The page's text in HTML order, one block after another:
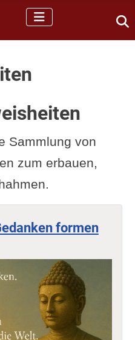
Sammlung von
zum erbauen,
formen